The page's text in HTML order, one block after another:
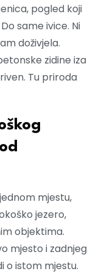
pogled koji
same ivice. Ni
doživjela.
zidine iza
Tu priroda
mjestu,
jezero,
objektima.
mjesto i zadnjeg
o istom mjestu.